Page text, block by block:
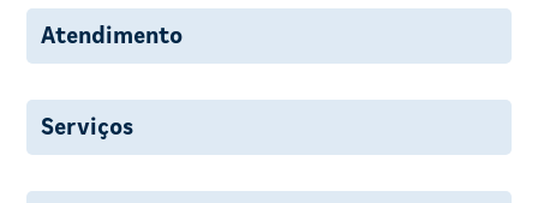
Atendimento
Serviços